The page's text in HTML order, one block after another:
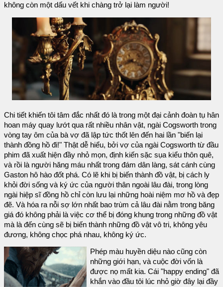
không còn một dấu vết khi chàng trở lại làm người!
Chi tiết khiến tôi tâm đắc nhất đó là trong một đại cảnh đoàn tụ hân
hoan máy quay lướt qua rất nhiều nhân vật, ngài Cogsworth trong
vòng tay ôm của bà vợ đã lập tức thốt lên đến hai lần "biến lại
thành đồng hồ đi!" Thật dễ hiểu, bởi vợ của ngài Cogsworth từ đầu
phim đã xuất hiện đầy nhỏ mọn, định kiến sặc sụa kiểu thôn quê,
và rồi là người hăng máu nhất trong đám dân làng, sát cánh cùng
Gaston hô hào đốt phá. Có lẽ khi bị biến thành đồ vật, bị cách ly
khỏi đời sống và ký ức của người thân ngoài lâu đài, trong lòng
ngài hiệp sĩ đồng hồ chỉ còn lưu lại những hoài niệm mơ hồ và đẹp
đẽ. Và hóa ra nỗi sợ lớn nhất bao trùm cả lâu đài nằm trong băng
giá đó không phải là việc cơ thể bị đóng khung trong những đồ vật
mà là đến cùng sẽ bị biến thành những đồ vật vô tri, không yêu
đương, không chọc phá nhau, không ký ức.
Phép màu huyền diệu nào cũng còn
những giới hạn, và cuộc đời vốn là
được nọ mất kia. Cái "happy ending" đã
khắn vào đầu tôi lúc nhỏ giờ đây lại đầy